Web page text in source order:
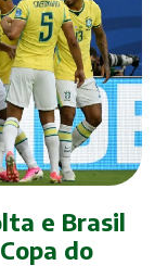
e Brasil
do